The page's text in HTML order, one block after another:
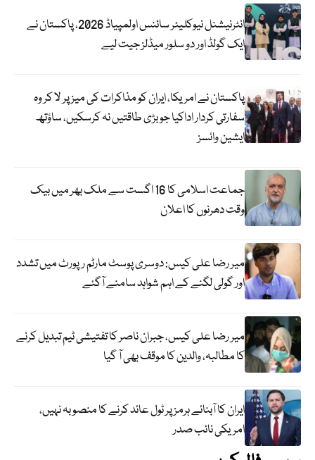
انٹرنیشنل نیوکلیئر سائنس اولمپیاڈ 2026، پاکستان نے
ایک گولڈ اور دو سلور میڈلز جیت لیے
پاکستان نے امریکا، ایران کو مذاکرات کی میز پر لا کر وہ
سفارتی کردار اداکیا جو بڑی طاقتیں نہ کرسکیں، ساؤتھ
ایشین وائسز
جماعت اسلامی کا 16 اگست سے ملک بھر میں بیک
وقت دھرنوں کا اعلان
میر رضا علی کیس: دوسری پوسٹ مارٹم رپورٹ میں تشدد
اور گولی لگنے کے اہم شواہد سامنے آگئے
میر رضا علی کیس، جبران ناصر کا تفتیشی ٹیم تبدیل کرنے
کا مطالبہ، والدین کا موقف بھی آ گیا
ایران کا آبنائے ہرمز پر ٹول عائد کرنے کا منصوبہ نہیں،
امریکی نائب صدر